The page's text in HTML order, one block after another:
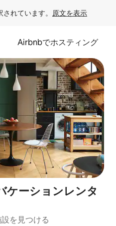
れています。 原文を表示
Airbnbでホスティング
ケーションレンタ
を見つける